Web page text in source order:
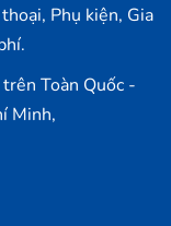
Phụ kiện, Gia
Toàn Quốc -
Minh,